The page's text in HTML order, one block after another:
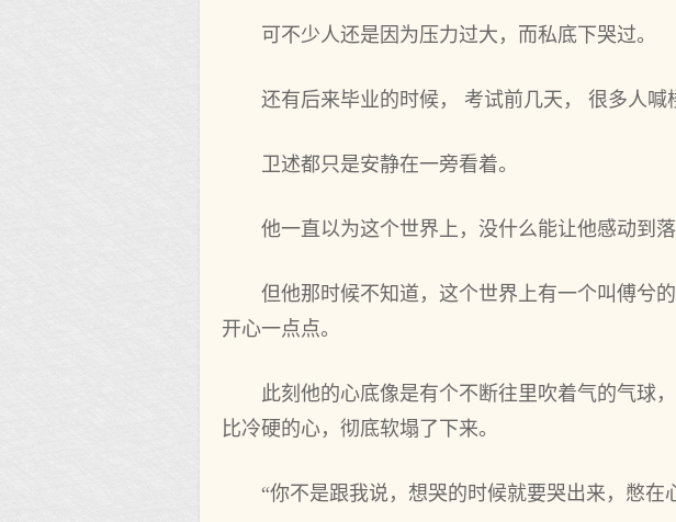
可不少人还是因为压力过大，而私底下哭过。
还有后来毕业的时候， 考试前几天， 很多人喊
卫述都只是安静在一旁看着。
他一直以为这个世界上，没什么能让他感动到落
但他那时候不知道，这个世界上有一个叫傅兮
开心一点点。
此刻他的心底像是有个不断往里吹着气的气球
比冷硬的心，彻底软塌了下来。
“你不是跟我说，想哭的时候就要哭出来，憋在